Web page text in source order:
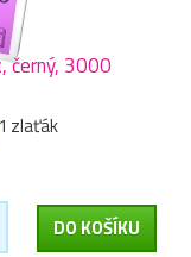
černý, 3000
1 zlaťák
DO KOŠÍKU